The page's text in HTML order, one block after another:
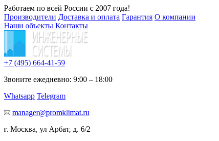
Работаем по всей России с 2007 года!
Производители Доставка и оплата Гарантия О компании
Наши объекты Контакты
+7 (495) 664-41-59
Звоните ежедневно: 9:00 – 18:00
Whatsapp Telegram
manager@promklimat.ru
г. Москва, ул Арбат, д. 6/2